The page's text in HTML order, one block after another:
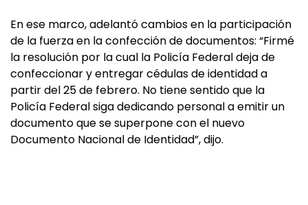
En ese marco, adelantó cambios en la participación
de la fuerza en la confección de documentos: “Firmé
la resolución por la cual la Policía Federal deja de
confeccionar y entregar cédulas de identidad a
partir del 25 de febrero. No tiene sentido que la
Policía Federal siga dedicando personal a emitir un
documento que se superpone con el nuevo
Documento Nacional de Identidad”, dijo.